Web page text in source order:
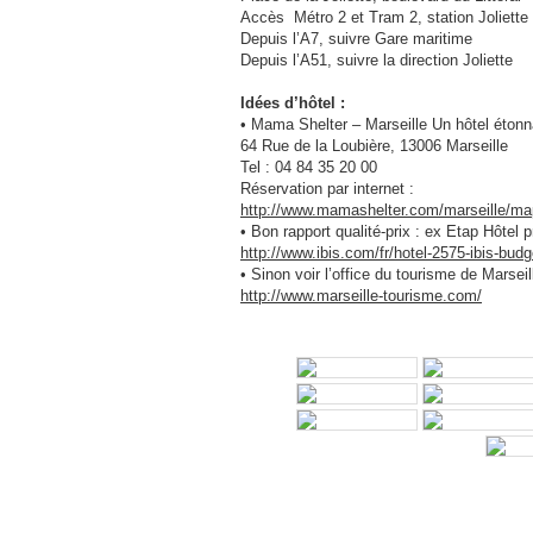
Accès Métro 2 et Tram 2, station Joliette
Depuis l’A7, suivre Gare maritime
Depuis l’A51, suivre la direction Joliette
Idées d’hôtel :
• Mama Shelter – Marseille Un hôtel
64 Rue de la Loubière, 13006 Marseille
Tel : 04 84 35 20 00
Réservation par internet :
http://www.mamashelter.com/marseille/
• Bon rapport qualité-prix : ex Etap Hôtel
http://www.ibis.com/fr/hotel-2575-ibis-
• Sinon voir l’office du tourisme de
http://www.marseille-tourisme.com/